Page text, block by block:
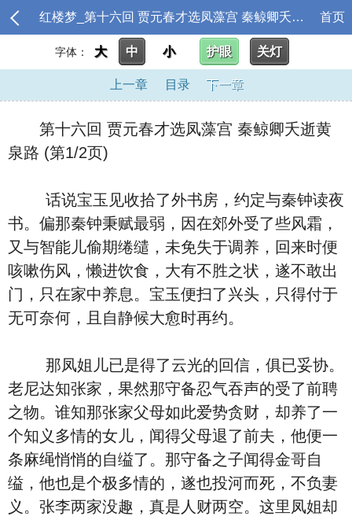
红楼梦_第十六回 贾元春才选凤藻宫 秦鲸卿夭逝黄泉路 首页
字体： 大 中 小 护眼 关灯
上一章 目录 下一章
第十六回 贾元春才选凤藻宫 秦鲸卿夭逝黄
泉路 (第1/2页)
话说宝玉见收拾了外书房，约定与秦钟读夜
书。偏那秦钟秉赋最弱，因在郊外受了些风霜，
又与智能儿偷期绻缱，未免失于调养，回来时便
咳嗽伤风，懒进饮食，大有不胜之状，遂不敢出
门，只在家中养息。宝玉便扫了兴头，只得付于
无可奈何，且自静候大愈时再约。
那凤姐儿已是得了云光的回信，俱已妥协。
老尼达知张家，果然那守备忍气吞声的受了前聘
之物。谁知那张家父母如此爱势贪财，却养了一
个知义多情的女儿，闻得父母退了前夫，他便一
条麻绳悄悄的自缢了。那守备之子闻得金哥自
缢，他也是个极多情的，遂也投河而死，不负妻
义。张李两家没趣，真是人财两空。这里凤姐却